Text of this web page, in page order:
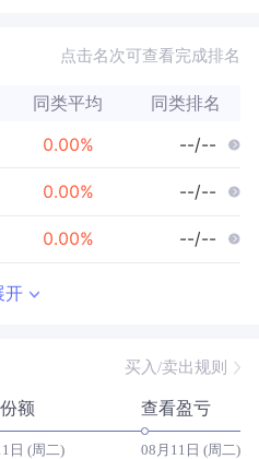
点击名次可查看完成排名
同类平均 同类排名
0.00% --/--
0.00% --/--
0.00% --/--
--/--
0.00% --/--
开
买入/卖出规则
额
日 (周二)
查看盈亏
08月11日 (周二)